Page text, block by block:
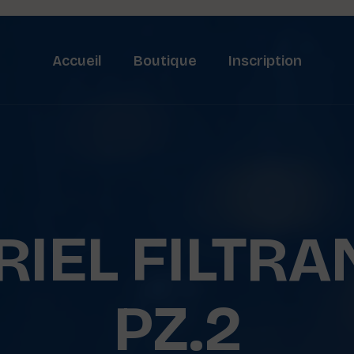
Accueil Boutique Inscription
PZ.2